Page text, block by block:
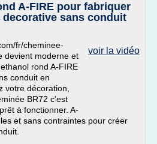
A-FIRE pour fabriquer
decorative sans conduit
voir la vidéo
fr/cheminee-
devient moderne et
rond A-FIRE
conduit en
votre décoration,
BR72 c'est
à fonctionner. A-
et sans contraintes pour créer